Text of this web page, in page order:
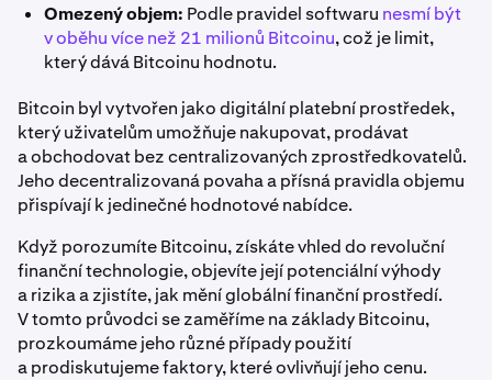
Omezený objem: Podle pravidel softwaru nesmí být
v oběhu více než 21 milionů Bitcoinu, což je limit,
který dává Bitcoinu hodnotu.
Bitcoin byl vytvořen jako digitální platební prostředek,
který uživatelům umožňuje nakupovat, prodávat
a obchodovat bez centralizovaných zprostředkovatelů.
Jeho decentralizovaná povaha a přísná pravidla objemu
přispívají k jedinečné hodnotové nabídce.
Když porozumíte Bitcoinu, získáte vhled do revoluční
finanční technologie, objevíte její potenciální výhody
a rizika a zjistíte, jak mění globální finanční prostředí.
V tomto průvodci se zaměříme na základy Bitcoinu,
prozkoumáme jeho různé případy použití
a prodiskutujeme faktory, které ovlivňují jeho cenu.